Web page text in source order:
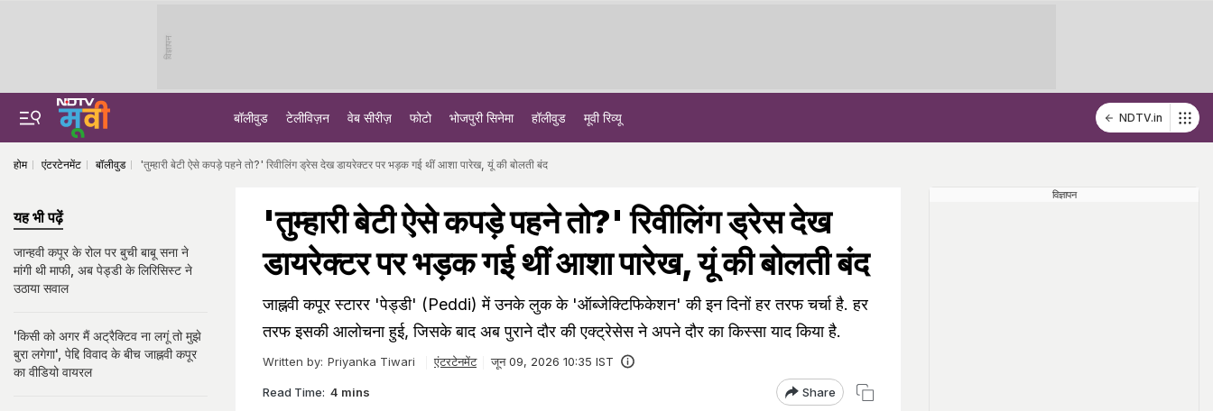
विज्ञापन
बॉलीवुड टेलीविज़न वेब सीरीज़ फोटो भोजपुरी सिनेमा हॉलीवुड मूवी रिव्यू NDTV.in
होम एंटरटेनमेंट बॉलीवुड 'तुम्हारी बेटी ऐसे कपड़े पहने तो?' रिवीलिंग ड्रेस देख डायरेक्टर पर भड़क गई थीं आशा पारेख, यूं की बोलती बंद
'तुम्हारी बेटी ऐसे कपड़े पहने तो?' रिवीलिंग ड्रेस देख
डायरेक्टर पर भड़क गई थीं आशा पारेख, यूं की बोलती बंद
जाह्नवी कपूर स्टारर 'पेड्डी' (Peddi) में उनके लुक के 'ऑब्जेक्टिफिकेशन' की इन दिनों हर तरफ चर्चा है. हर
तरफ इसकी आलोचना हुई, जिसके बाद अब पुराने दौर की एक्ट्रेसेस ने अपने दौर का किस्सा याद किया है.
Written by: Priyanka Tiwari एंटरटेनमेंट जून 09, 2026 10:35 IST
Read Time: 4 mins Share
यह भी पढ़ें
जान्हवी कपूर के रोल पर बुची बाबू सना ने
मांगी थी माफी, अब पेड्डी के लिरिसिस्ट ने
उठाया सवाल
'किसी को अगर मैं अट्रैक्टिव ना लगूं तो मुझे
बुरा लगेगा', पेद्दि विवाद के बीच जाह्नवी कपूर
का वीडियो वायरल
विज्ञापन